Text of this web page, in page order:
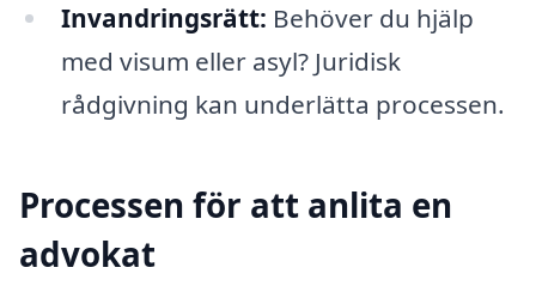
Invandringsrätt: Behöver du hjälp
med visum eller asyl? Juridisk
rådgivning kan underlätta processen.
Processen för att anlita en
advokat